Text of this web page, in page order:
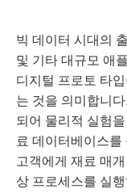
빅 데이터 시대의
및 기타 대규모 애
디지털 프로토 타
는 것을 의미합니
되어 물리적 실험
료 데이터베이스를
고객에게 재료 매
상 프로세스를 실